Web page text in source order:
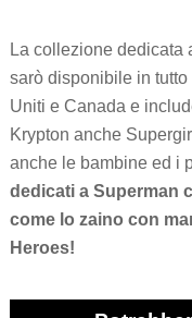
La collezione dedicata
sarò disponibile in
Uniti e Canada e
Krypton anche
anche le bambine ed i
dedicati a Superman
come lo zaino con
Heroes!